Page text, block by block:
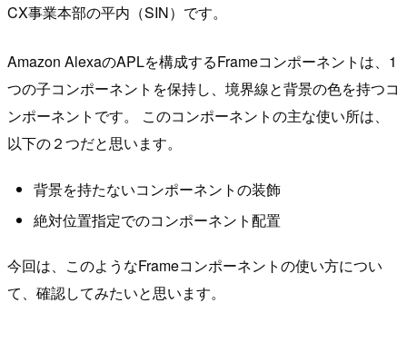
CX事業本部の平内（SIN）です。
Amazon AlexaのAPLを構成するFrameコンポーネントは、1
つの子コンポーネントを保持し、境界線と背景の色を持つコ
ンポーネントです。 このコンポーネントの主な使い所は、
以下の２つだと思います。
背景を持たないコンポーネントの装飾
絶対位置指定でのコンポーネント配置
今回は、このようなFrameコンポーネントの使い方につい
て、確認してみたいと思います。